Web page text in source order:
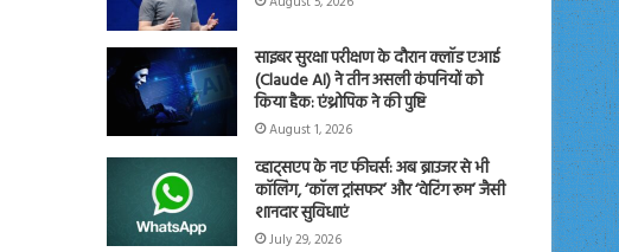
साइबर सुरक्षा परीक्षण के दौरान क्लॉड एआई
(Claude AI) ने तीन असली कंपनियों को
किया हैक: एंथ्रोपिक ने की पुष्टि
August 1, 2026
व्हाट्सएप के नए फीचर्स: अब ब्राउजर से भी
कॉलिंग, ‘कॉल ट्रांसफर’ और ‘वेटिंग रूम’ जैसी
शानदार सुविधाएं
July 29, 2026